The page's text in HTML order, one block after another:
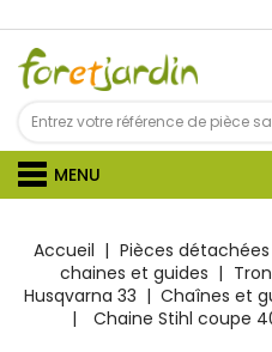
MENU
Accueil Pièces
chaines et guides
Husqvarna 33
Chaînes et
Chaine Stihl coupe